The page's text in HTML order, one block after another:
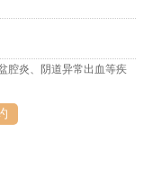
腔炎、阴道异常出血等疾